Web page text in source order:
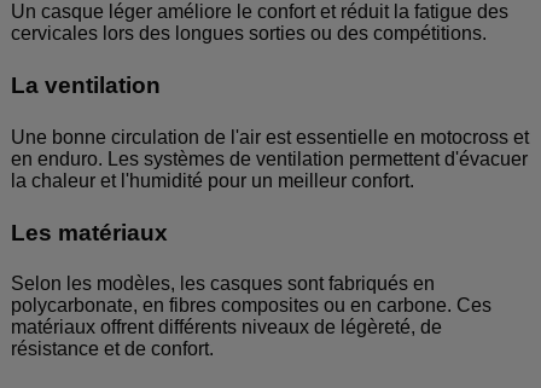
Un casque léger améliore le confort et réduit la fatigue des
cervicales lors des longues sorties ou des compétitions.
La ventilation
Une bonne circulation de l'air est essentielle en motocross et
en enduro. Les systèmes de ventilation permettent d'évacuer
la chaleur et l'humidité pour un meilleur confort.
Les matériaux
Selon les modèles, les casques sont fabriqués en
polycarbonate, en fibres composites ou en carbone. Ces
matériaux offrent différents niveaux de légèreté, de
résistance et de confort.